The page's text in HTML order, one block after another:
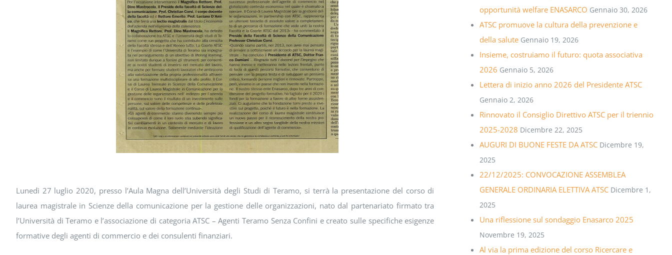
Lunedì 27 luglio 2020, presso l’Aula Magna dell’Università degli Studi di Teramo, si terrà la presentazione del corso di
laurea magistrale in Scienze della comunicazione per la gestione delle organizzazioni, nato dal partenariato firmato tra
l’Università di Teramo e l’associazione di categoria ATSC – Agenti Teramo Senza Confini e creato sulle specifiche esigenze
formative degli agenti di commercio e dei consulenti finanziari.
opportunità welfare ENASARCO Gennaio 30, 2026
ATSC promuove la cultura della prevenzione e
della salute Gennaio 19, 2026
Insieme, costruiamo il futuro: quota associativa
2026 Gennaio 5, 2026
Lettera di inizio anno 2026 del Presidente ATSC
Gennaio 2, 2026
Rinnovato il Consiglio Direttivo ATSC per il triennio
2025-2028 Dicembre 22, 2025
AUGURI DI BUONE FESTE DA ATSC Dicembre 19,
2025
22/12/2025: CONVOCAZIONE ASSEMBLEA
GENERALE ORDINARIA ELETTIVA ATSC Dicembre 1,
2025
Una riflessione sul sondaggio Enasarco 2025
Novembre 19, 2025
Al via la prima edizione del corso Ricercare e